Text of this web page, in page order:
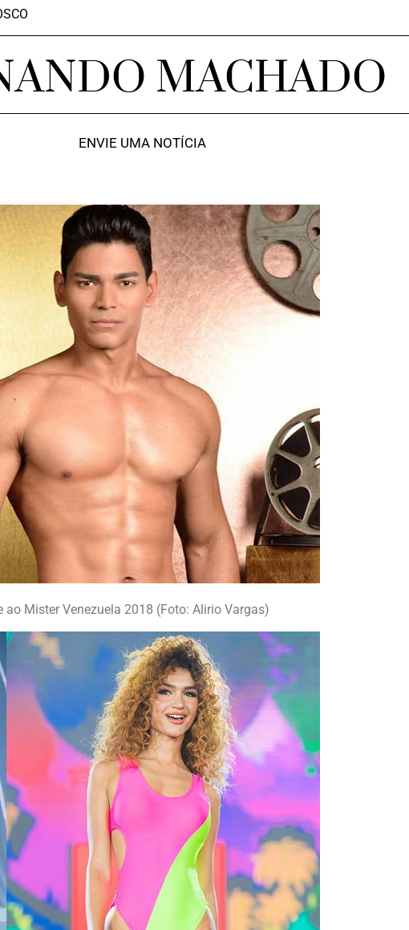
MACHADO
ENVIE UMA NOTÍCIA
Mister Venezuela 2018 (Foto: Alirio Vargas)